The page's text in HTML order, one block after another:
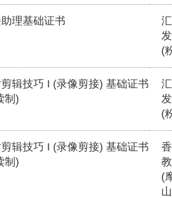
理基础证书
(
辑技巧 I (录像剪接) 基础证书
制)
(
辑技巧 I (录像剪接) 基础证书
制)
(